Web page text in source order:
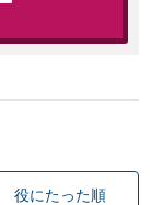
役にたった順